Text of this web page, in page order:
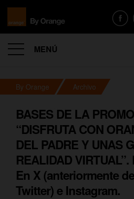
MENÚ
By Orange Archivo
BASES DE LA
“DISFRUTA CON
DEL PADRE Y UNAS
REALIDAD VIRTUAL”.
En X (anteriormente
Twitter) e Instagram.